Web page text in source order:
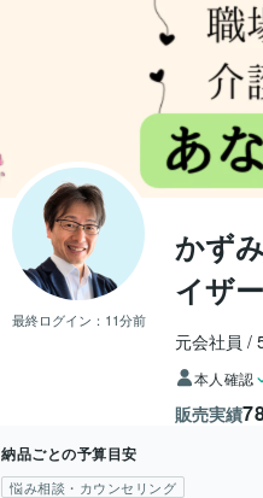
最終ログイン： 11分前
かず
イザー
元会社員
本人確認
販売実績
納品ごとの予算目安
悩み相談・カウンセリング